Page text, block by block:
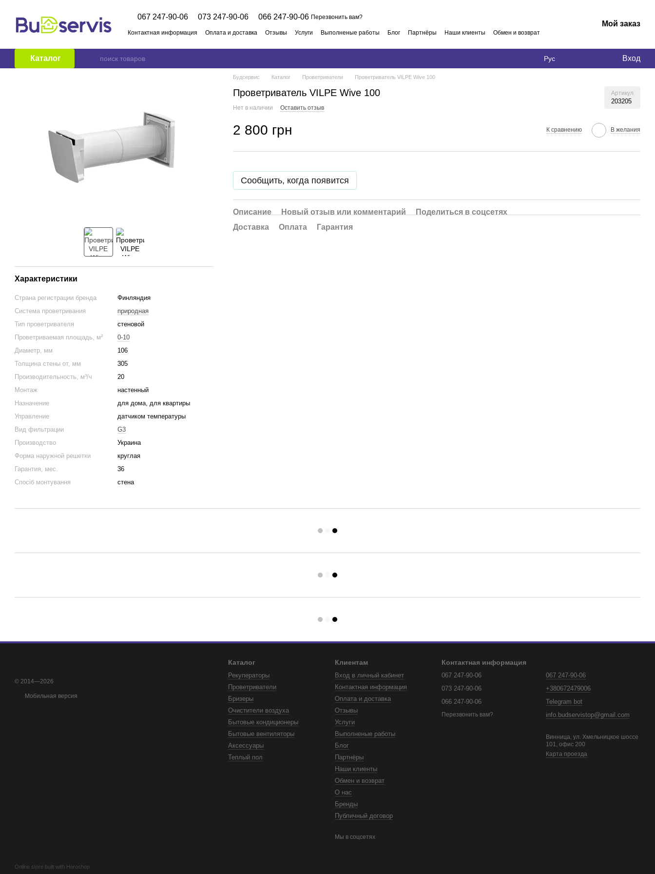
067 247-90-06 073 247-90-06 066 247-90-06 Перезвонить вам?
Контактная информация Оплата и доставка Отзывы Услуги Выполненые работы Блог Партнёры Наши клиенты
Обмен и возврат
Мой заказ
Каталог Рус Вход
Характеристики
Страна регистрации бренда
Финляндия
Система проветривания
природная
Тип проветривателя
стеновой
Проветриваемая площадь, м²
0-10
Диаметр, мм
106
Толщина стены от, мм
305
Производительность, м³/ч
20
Монтаж
настенный
Назначение
для дома, для квартиры
Управление
датчиком температуры
Вид фильтрации
G3
Производство
Украина
Форма наружной решетки
круглая
Гарантия, мес.
36
Спосіб монтування
стена
Будсервис Каталог Проветриватели Проветриватель VILPE Wive 100
Проветриватель VILPE Wive 100 Артикул
203205
Нет в наличии Оставить отзыв
2 800 грн К сравнению В желания
Сообщить, когда появится
Описание Новый отзыв или комментарий
Поделиться в соцсетях
Доставка
Оплата Гарантия
© 2014—2026
Мобильная версия
Online store built with Horoshop
Каталог
Рекуператоры
Проветриватели
Бризеры
Очистители воздуха
Бытовые кондиционеры
Бытовые вентиляторы
Аксессуары
Теплый пол
Клиентам
Вход в личный кабинет
Контактная информация
Оплата и доставка
Отзывы
Услуги
Выполненые работы
Блог
Партнёры
Наши клиенты
Обмен и возврат
О нас
Бренды
Публичный договор
Мы в соцсетях
Контактная информация
067 247-90-06
073 247-90-06
066 247-90-06
Перезвонить вам?
067 247-90-06
+380672479006
Telegram bot
info.budservistop@gmail.com
Винница, ул. Хмельницкое шоссе
101, офис 200
Карта проезда